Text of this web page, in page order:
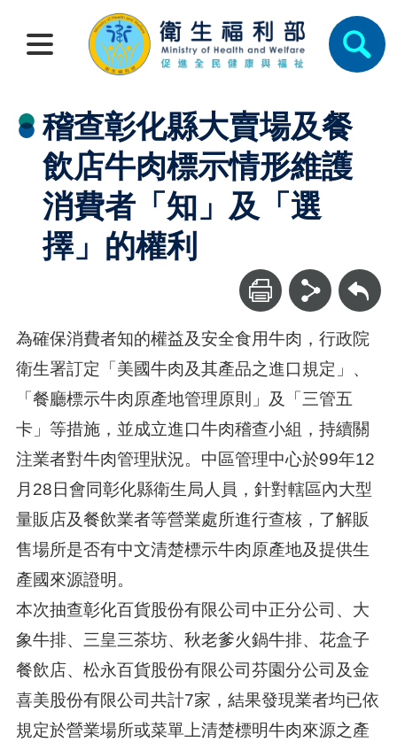
稽查彰化縣大賣場及餐
飲店牛肉標示情形維護
消費者「知」及「選
擇」的權利
回上一頁
為確保消費者知的權益及安全食用牛肉，行政院
衛生署訂定「美國牛肉及其產品之進口規定」、
「餐廳標示牛肉原產地管理原則」及「三管五
卡」等措施，並成立進口牛肉稽查小組，持續關
注業者對牛肉管理狀況。中區管理中心於99年12
月28日會同彰化縣衛生局人員，針對轄區內大型
量販店及餐飲業者等營業處所進行查核，了解販
售場所是否有中文清楚標示牛肉原產地及提供生
產國來源證明。
本次抽查彰化百貨股份有限公司中正分公司、大
象牛排、三皇三茶坊、秋老爹火鍋牛排、花盒子
餐飲店、松永百貨股份有限公司芬園分公司及金
喜美股份有限公司共計7家，結果發現業者均已依
規定於營業場所或菜單上清楚標明牛肉來源之產